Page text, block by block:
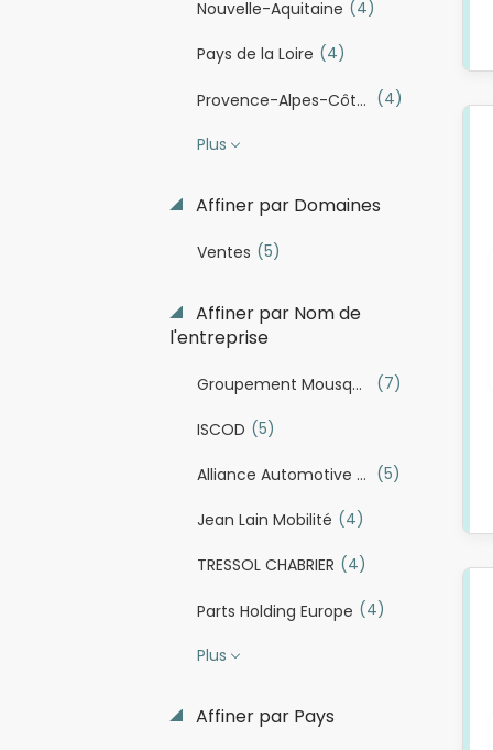
Nouvelle-Aquitaine (4)
Pays de la Loire (4)
Provence-Alpes-Côte d'Azur (4)
Plus
Affiner par Domaines
Ventes (5)
Affiner par Nom de
l'entreprise
Groupement Mousquetaires (7)
ISCOD (5)
Alliance Automotive Group (5)
Jean Lain Mobilité (4)
TRESSOL CHABRIER (4)
Parts Holding Europe (4)
Plus
Affiner par Pays